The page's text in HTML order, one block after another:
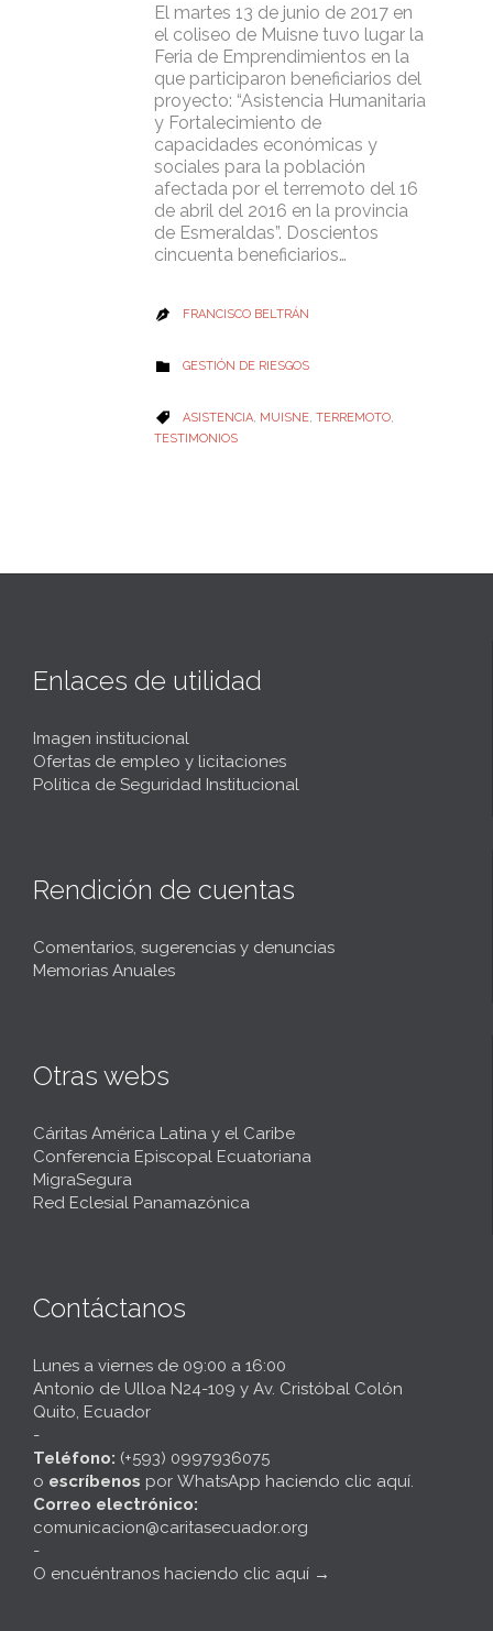
El martes 13 de junio de 2017 en
el coliseo de Muisne tuvo lugar la
Feria de Emprendimientos en la
que participaron beneficiarios del
proyecto: “Asistencia Humanitaria
y Fortalecimiento de
capacidades económicas y
sociales para la población
afectada por el terremoto del 16
de abril del 2016 en la provincia
de Esmeraldas”. Doscientos
cincuenta beneficiarios…
 FRANCISCO BELTRÁN
 CATEGORY
GESTIÓN DE RIESGOS
 CATEGORY
ASISTENCIA, MUISNE, TERREMOTO,
TESTIMONIOS
Enlaces de utilidad
Imagen institucional
Ofertas de empleo y licitaciones
Política de Seguridad Institucional
Rendición de cuentas
Comentarios, sugerencias y denuncias
Memorias Anuales
Otras webs
Cáritas América Latina y el Caribe
Conferencia Episcopal Ecuatoriana
MigraSegura
Red Eclesial Panamazónica
Contáctanos
Lunes a viernes de 09:00 a 16:00
Antonio de Ulloa N24-109 y Av. Cristóbal Colón
Quito, Ecuador
-
Teléfono: (+593) 0997936075
o escríbenos por WhatsApp haciendo clic aquí.
Correo electrónico:
comunicacion@caritasecuador.org
-
O encuéntranos haciendo clic aquí →